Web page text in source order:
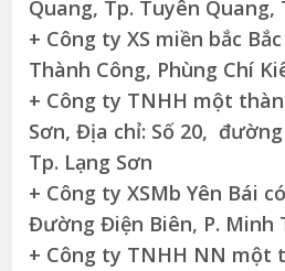
Quang, Tp. Tuyên
+ Công ty XS miền bắc
Thành Công, Phùng Chí
+ Công ty TNHH một
Sơn, Địa chỉ: Số 20,
Tp. Lạng Sơn
+ Công ty XSMb Yên Bái
Đường Điện Biên, P. Minh
+ Công ty TNHH NN một